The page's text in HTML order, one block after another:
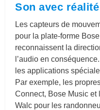
Son avec
Les capteurs de
pour la plate-forme
reconnaissent la
l’audio en conséquence.
les applications
Par exemple, les
Connect, Bose Music et
Walc pour les